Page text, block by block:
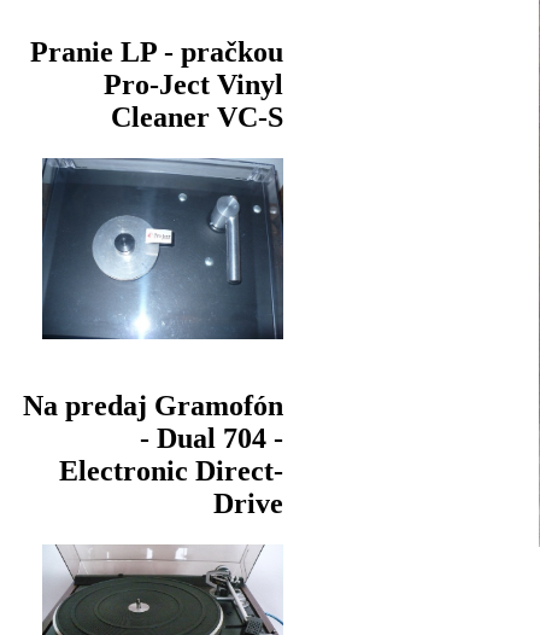
Pranie LP - pračkou
Pro-Ject Vinyl
Cleaner VC-S
Na predaj Gramofón
- Dual 704 -
Electronic Direct-
Drive